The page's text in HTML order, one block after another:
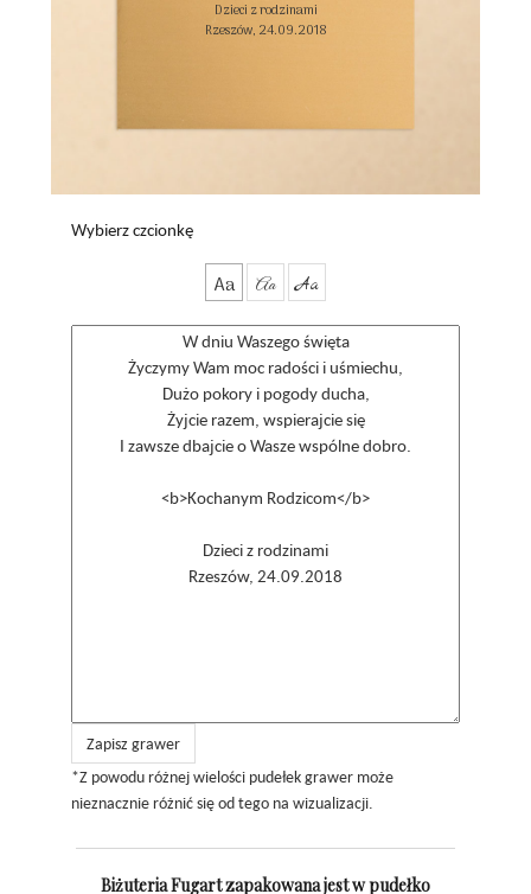
Dzieci z rodzinami
Rzeszów, 24.09.2018
Wybierz czcionkę
Aa Aa Aa
Zapisz grawer
*Z powodu różnej wielości pudełek grawer może
nieznacznie różnić się od tego na wizualizacji.
Biżuteria Fugart zapakowana jest w pudełko